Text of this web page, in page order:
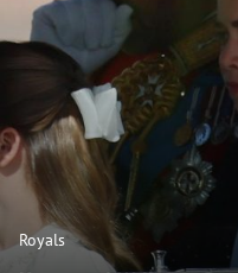
Royals